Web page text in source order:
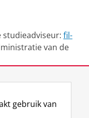
fil-
van de
gebruik van